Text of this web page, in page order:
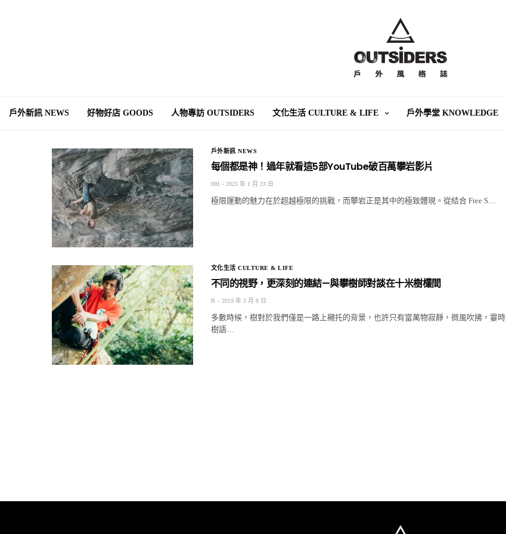
戶外新訊 NEWS 好物好店 GOODS 人物專訪 OUTSIDERS 文化生活 CULTURE & LIFE 戶外學堂 KNOWLEDGE
戶外新訊 NEWS
每個都是神！過年就看這5部YouTube破百萬攀岩影片
HH 2025 年 1 月 23 日
極限運動的魅力在於超越極限的挑戰，而攀岩正是其中的極致體現。從結合 Free S…
文化生活 CULTURE & LIFE
不同的視野，更深刻的連結—與攀樹師對談在十米樹欉間
B 2019 年 3 月 8 日
多數時候，樹對於我們僅是一路上襯托的背景，也許只有當萬物寂靜，微風吹拂，霎時
樹語…